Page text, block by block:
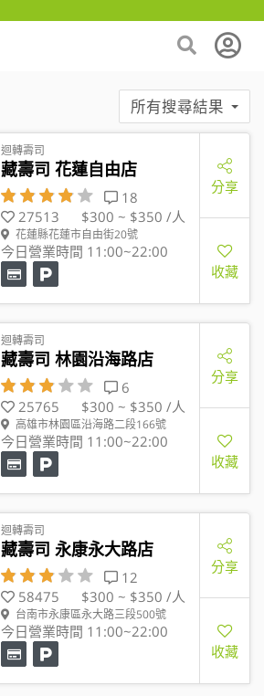
所有搜尋結果
迴轉壽司
藏壽司 花蓮自由店
18
27513
$300 ~ $350 /人
花蓮縣花蓮市自由街20號
今日營業時間 11:00~22:00
分享
收藏
迴轉壽司
藏壽司 林園沿海路店
6
25765
$300 ~ $350 /人
高雄市林園區沿海路二段166號
今日營業時間 11:00~22:00
分享
收藏
迴轉壽司
藏壽司 永康永大路店
12
58475
$300 ~ $350 /人
台南市永康區永大路三段500號
今日營業時間 11:00~22:00
分享
收藏